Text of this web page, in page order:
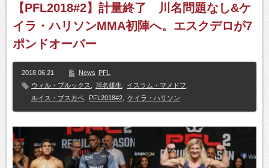
【PFL2018#2】計量終了 川名問題なし&ケ
イラ・ハリソンMMA初陣へ。エスクデロが7
ポンドオーバー
2018.06.21 News PFL
ウィル・ブルックス
川名雄生 イスラム・マメドフ
ルイス・ブスカペ
PFL2018#2 ケイラ・ハリソン